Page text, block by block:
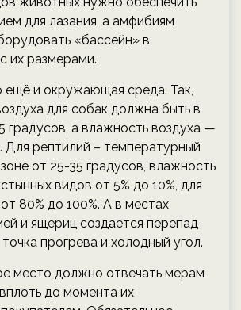
для лазания, а амфибиям
«бассейн» в
их размерами.
ещё и окружающая среда. Так,
для собак должна быть в
градусов, а влажность воздуха —
Для рептилий – температурный
от 25-35 градусов, влажность
видов от 5% до 10%, для
80% до 100%. А в местах
и ящериц создается перепад
прогрева и холодный угол.
место должно отвечать мерам
до момента их